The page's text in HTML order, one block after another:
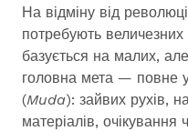
На відміну від
потребують
базується на малих,
головна мета — повне
(Muda): зайвих рухів,
матеріалів,